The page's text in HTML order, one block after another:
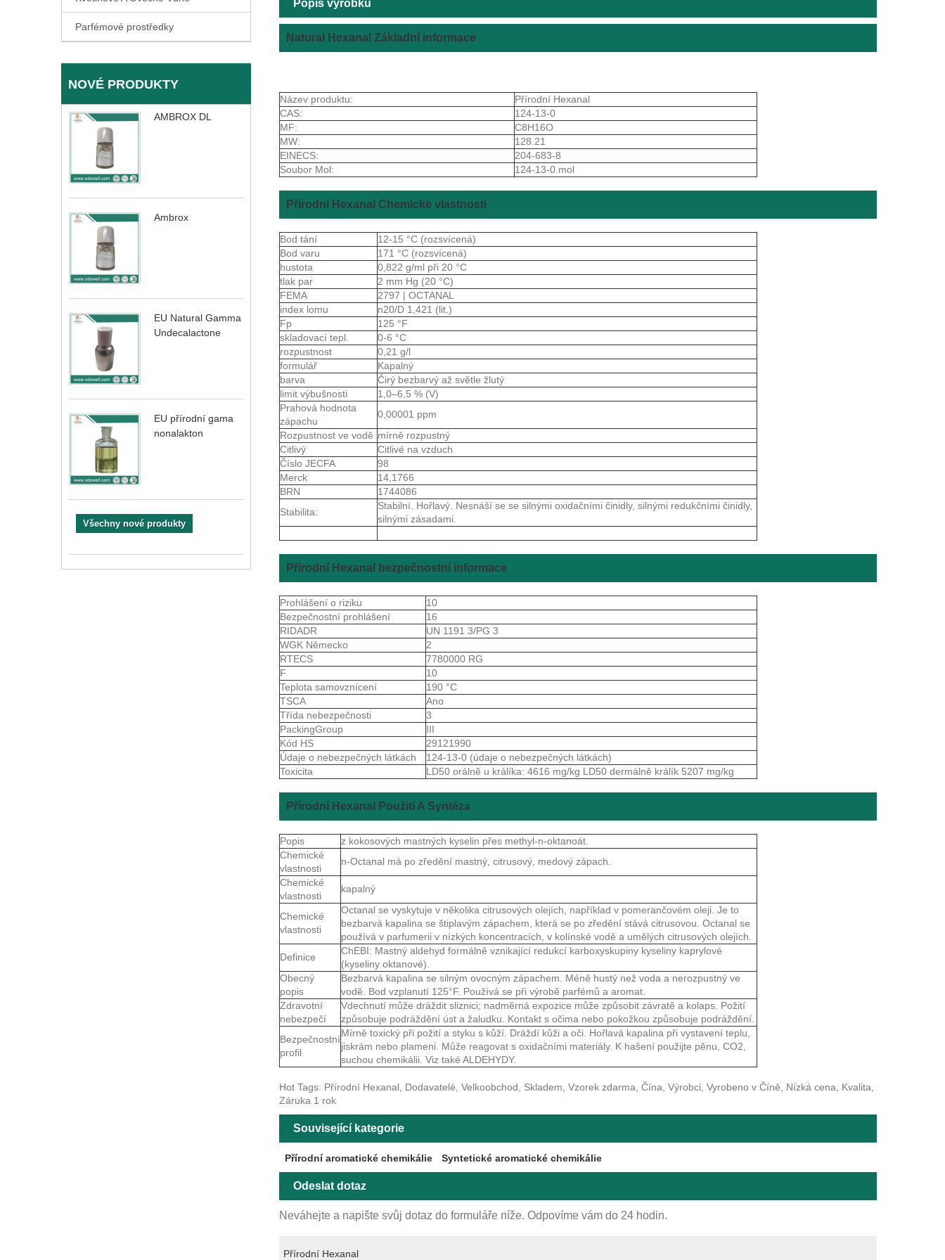
Parfémové prostředky
NOVÉ PRODUKTY
AMBROX DL
Ambrox
EU Natural Gamma
Undecalactone
EU přírodní gama
nonalakton
Všechny nové produkty
Popis výrobku
Natural Hexanal Základní informace
Název produktu:
Přírodní Hexanal
CAS:
124-13-0
MF:
C8H16O
MW:
128.21
EINECS:
204-683-8
Soubor Mol:
124-13-0.mol
Přírodní Hexanal Chemické vlastnosti
Bod tání
12-15 °C (rozsvícená)
Bod varu
171 °C (rozsvícená)
hustota
0,822 g/ml při 20 °C
tlak par
2 mm Hg (20 °C)
FEMA
2797 | OCTANAL
index lomu
n20/D 1,421 (lit.)
Fp
125 °F
skladovací tepl.
0-6 °C
rozpustnost
0,21 g/l
formulář
Kapalný
barva
Čirý bezbarvý až světle žlutý
limit výbušnosti
1,0–6,5 % (V)
Prahová hodnota
zápachu
0,00001 ppm
Rozpustnost ve vodě mírně rozpustný
Citlivý
Citlivé na vzduch
Číslo JECFA
98
Merck
14,1766
BRN
1744086
Stabilita:
Stabilní. Hořlavý. Nesnáší se se silnými oxidačními činidly, silnými redukčními činidly,
silnými zásadami.
Přírodní Hexanal bezpečnostní informace
Prohlášení o riziku
10
Bezpečnostní prohlášení
16
RIDADR
UN 1191 3/PG 3
WGK Německo
2
RTECS
7780000 RG
F
10
Teplota samovznícení
190 °C
TSCA
Ano
Třída nebezpečnosti
3
PackingGroup
III
Kód HS
29121990
Údaje o nebezpečných látkách
124-13-0 (údaje o nebezpečných látkách)
Toxicita
LD50 orálně u králíka: 4616 mg/kg LD50 dermálně králík 5207 mg/kg
Přírodní Hexanal Použití A Syntéza
Popis
z kokosových mastných kyselin přes methyl-n-oktanoát.
Chemické
vlastnosti
n-Octanal má po zředění mastný, citrusový, medový zápach.
Chemické
vlastnosti
kapalný
Chemické
vlastnosti
Octanal se vyskytuje v několika citrusových olejích, například v pomerančovém oleji. Je to
bezbarvá kapalina se štiplavým zápachem, která se po zředění stává citrusovou. Octanal se
používá v parfumerii v nízkých koncentracích, v kolínské vodě a umělých citrusových olejích.
Definice
ChEBI: Mastný aldehyd formálně vznikající redukcí karboxyskupiny kyseliny kaprylové
(kyseliny oktanové).
Obecný
popis
Bezbarvá kapalina se silným ovocným zápachem. Méně hustý než voda a nerozpustný ve
vodě. Bod vzplanutí 125°F. Používá se při výrobě parfémů a aromat.
Zdravotní
nebezpečí
Vdechnutí může dráždit sliznici; nadměrná expozice může způsobit závratě a kolaps. Požití
způsobuje podráždění úst a žaludku. Kontakt s očima nebo pokožkou způsobuje podráždění.
Bezpečnostní
profil
Mírně toxický při požití a styku s kůží. Dráždí kůži a oči. Hořlavá kapalina při vystavení teplu,
jiskrám nebo plameni. Může reagovat s oxidačními materiály. K hašení použijte pěnu, CO2,
suchou chemikálii. Viz také ALDEHYDY.
Hot Tags: Přírodní Hexanal, Dodavatelé, Velkoobchod, Skladem, Vzorek zdarma, Čína, Výrobci, Vyrobeno v Číně, Nízká cena, Kvalita,
Záruka 1 rok
Související kategorie
Přírodní aromatické chemikálie Syntetické aromatické chemikálie
Odeslat dotaz
Neváhejte a napište svůj dotaz do formuláře níže. Odpovíme vám do 24 hodin.